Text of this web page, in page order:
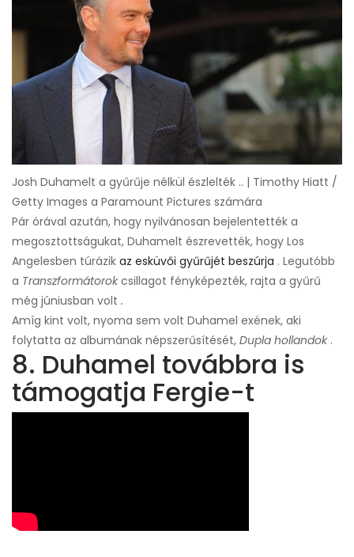
Josh Duhamelt a gyűrűje nélkül észlelték .. | Timothy Hiatt /
Getty Images a Paramount Pictures számára
Pár órával azután, hogy nyilvánosan bejelentették a
megosztottságukat, Duhamelt észrevették, hogy Los
Angelesben túrázik az esküvői gyűrűjét beszúrja . Legutóbb
a Transzformátorokcsillagot fényképezték, rajta a gyűrű
még júniusban volt .
Amíg kint volt, nyoma sem volt Duhamel exének, aki
folytatta az albumának népszerűsítését, Dupla hollandok.
8. Duhamel továbbra is
támogatja Fergie-t